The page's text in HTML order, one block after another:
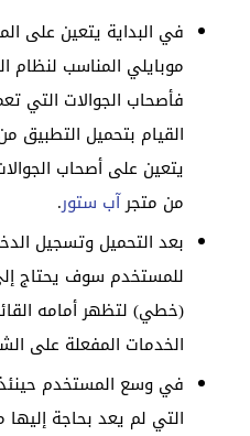
في البداية يتعين على
موبايلي المناسب لنظام
فأصحاب الجوالات التي
القيام بتحميل التطبيق
من متجرآب ستور.
بعد التحميل وتسجيل
للمستخدم سوف يحتاج
(خطي) لتظهر أمامه
الخدمات المفعلة على
في وسع المستخدم حينئذ
التي لم يعد بحاجة